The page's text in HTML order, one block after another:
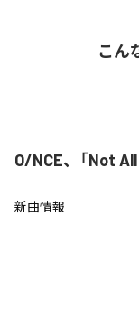
こん
O/NCE、「Not
新曲情報